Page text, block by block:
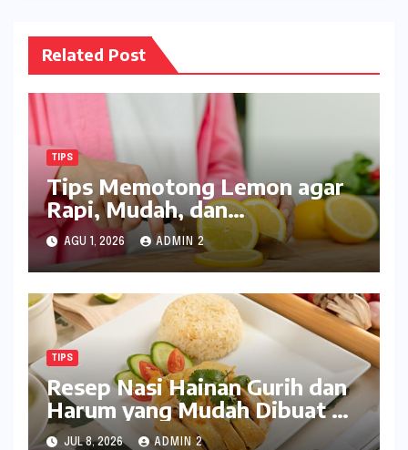
Related Post
TIPS
Tips Memotong Lemon agar
Rapi, Mudah, dan
Menghasilkan Perasan yang
Maksimal
AGU 1, 2026 ADMIN 2
TIPS
Resep Nasi Hainan Gurih dan
Harum yang Mudah Dibuat di
Rumah
JUL 8, 2026 ADMIN 2